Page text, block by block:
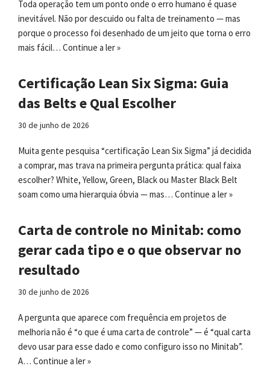
Toda operação tem um ponto onde o erro humano é quase
inevitável. Não por descuido ou falta de treinamento — mas
porque o processo foi desenhado de um jeito que torna o erro
mais fácil… Continue a ler »
Certificação Lean Six Sigma: Guia
das Belts e Qual Escolher
30 de junho de 2026
Muita gente pesquisa “certificação Lean Six Sigma” já decidida
a comprar, mas trava na primeira pergunta prática: qual faixa
escolher? White, Yellow, Green, Black ou Master Black Belt
soam como uma hierarquia óbvia — mas… Continue a ler »
Carta de controle no Minitab: como
gerar cada tipo e o que observar no
resultado
30 de junho de 2026
A pergunta que aparece com frequência em projetos de
melhoria não é “o que é uma carta de controle” — é “qual carta
devo usar para esse dado e como configuro isso no Minitab”.
A… Continue a ler »